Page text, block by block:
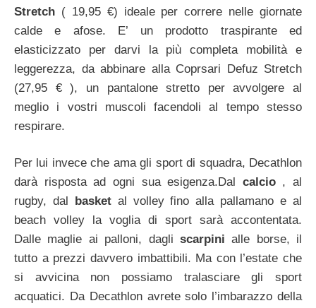
Stretch ( 19,95 €) ideale per correre nelle giornate
calde e afose. E’ un prodotto traspirante ed
elasticizzato per darvi la più completa mobilità e
leggerezza, da abbinare alla Coprsari Defuz Stretch
(27,95 € ), un pantalone stretto per avvolgere al
meglio i vostri muscoli facendoli al tempo stesso
respirare.
Per lui invece che ama gli sport di squadra, Decathlon
darà risposta ad ogni sua esigenza.Dal calcio, al
rugby, dal basketal volley fino alla pallamano e al
beach volley la voglia di sport sarà accontentata.
Dalle maglie ai palloni, dagli scarpini alle borse, il
tutto a prezzi davvero imbattibili. Ma con l’estate che
si avvicina non possiamo tralasciare gli sport
acquatici. Da Decathlon avrete solo l’imbarazzo della